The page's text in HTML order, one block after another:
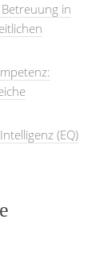
in
(EQ)